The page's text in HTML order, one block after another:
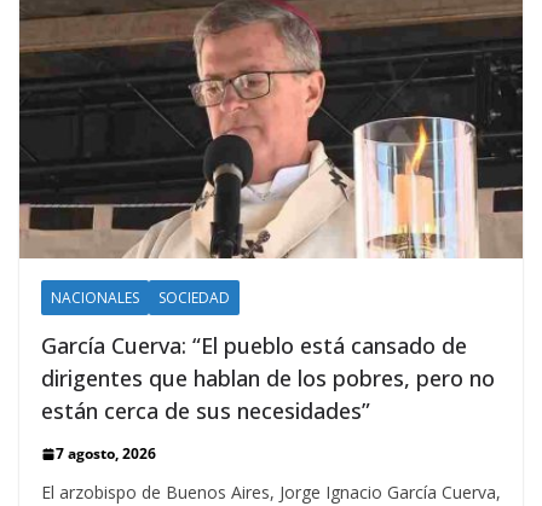
NACIONALES SOCIEDAD
García Cuerva: “El pueblo está cansado de
dirigentes que hablan de los pobres, pero no
están cerca de sus necesidades”
7 agosto, 2026
El arzobispo de Buenos Aires, Jorge Ignacio García Cuerva,